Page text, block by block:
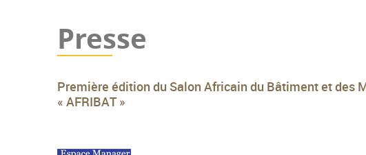
Presse
Première édition du Salon Africain du Bâtiment et des
« AFRIBAT »